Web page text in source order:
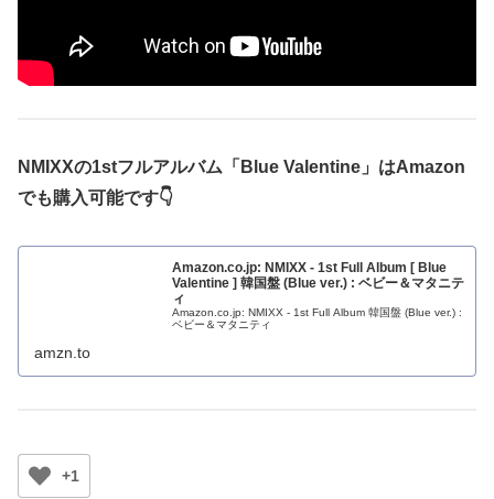
NMIXXの1stフルアルバム「Blue Valentine」はAmazon
でも購入可能です👇
Amazon.co.jp: NMIXX - 1st Full Album [ Blue
Valentine ] 韓国盤 (Blue ver.) : ベビー＆マタニテ
ィ
Amazon.co.jp: NMIXX - 1st Full Album 韓国盤 (Blue ver.) :
ベビー＆マタニティ
amzn.to
+1